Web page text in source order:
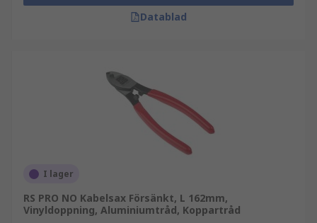
Datablad
I lager
RS PRO NO Kabelsax Försänkt, L 162mm,
Vinyldoppning, Aluminiumtråd, Koppartråd